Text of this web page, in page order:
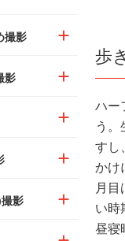
歩
ハー
う。
すし
かけ
月目
い時
昼寝
撮影
影
影